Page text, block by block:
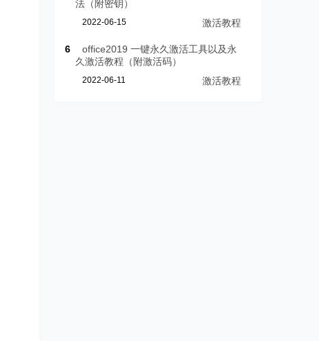
法（附密钥）
2022-06-15 激活教程
6
office2019 一键永久激活工具以及永
久激活教程（附激活码）
2022-06-11 激活教程